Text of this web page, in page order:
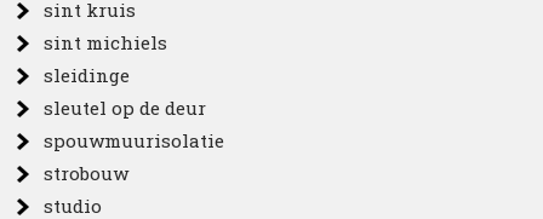
sint kruis
sint michiels
sleidinge
sleutel op de deur
spouwmuurisolatie
strobouw
studio